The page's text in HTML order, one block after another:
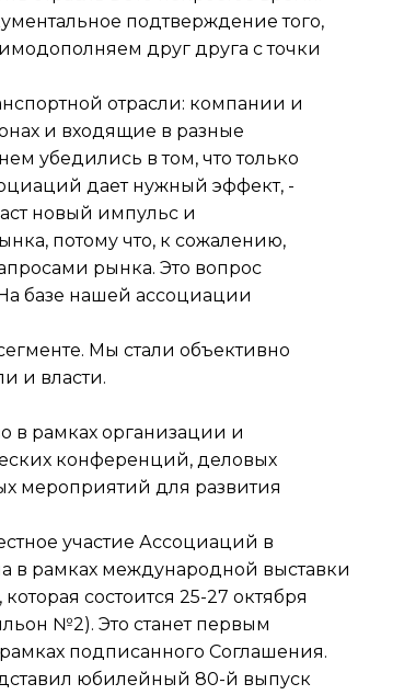
подтверждение того,
друг друга с точки
отрасли: компании и
и входящие в разные
убедились в том, что только
дает нужный эффект, -
новый импульс и
потому что, к сожалению,
рынка. Это вопрос
базе нашей ассоциации
Мы стали объективно
и власти.
в рамках организации и
конференций, деловых
мероприятий для развития
участие Ассоциаций в
в рамках международной выставки
состоится 25-27 октября
№2). Это станет первым
подписанного Соглашения.
юбилейный 80-й выпуск